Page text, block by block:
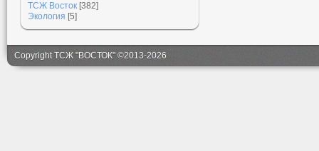
ТСЖ Восток [382]
Экология [5]
Copyright ТСЖ "ВОСТОК" ©2013-2026